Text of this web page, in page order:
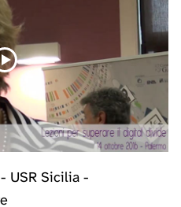
USR Sicilia -